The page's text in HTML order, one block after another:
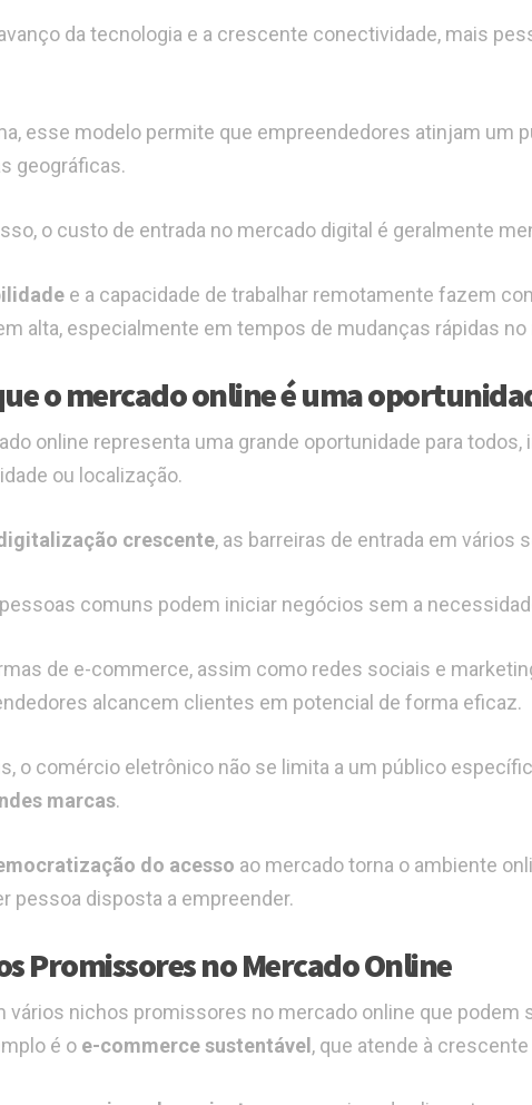
da tecnologia e a crescente conectividade, mais
esse modelo permite que empreendedores atinjam um
geográficas.
o custo de entrada no mercado digital é geralmente
e a capacidade de trabalhar remotamente fazem
alta, especialmente em tempos de mudanças rápidas no
o mercado online é uma
online representa uma grande oportunidade para
ou localização.
crescente, as barreiras de entrada em vários
comuns podem iniciar negócios sem a
de e-commerce, assim como redes sociais e
alcancem clientes em potencial de forma eficaz.
o comércio eletrônico não se limita a um público
marcas.
do acesso ao mercado torna o ambiente
pessoa disposta a empreender.
Promissores no Mercado Online
vários nichos promissores no mercado online que podem
é o e-commerce sustentável, que atende à